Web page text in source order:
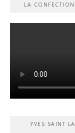
LA
YVES SAINT